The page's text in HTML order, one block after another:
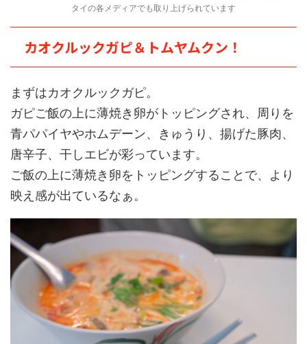
タイの各メディアでも取り上げられています
カオクルックガピ＆トムヤムクン！
まずはカオクルックガピ。
ガピご飯の上に薄焼き卵がトッピングされ、周りを
青パパイヤやホムデーン、きゅうり、揚げた豚肉、
唐辛子、干しエビが彩っています。
ご飯の上に薄焼き卵をトッピングすることで、より
映え感が出ているなぁ。